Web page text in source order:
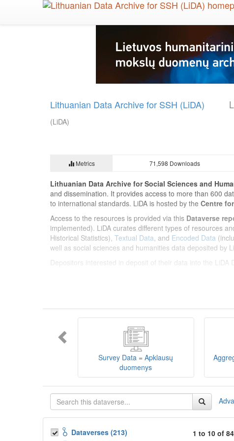
Lithuanian Data Archive for SSH (LiDA)
(LiDA)
Metrics 71,598 Downloads
Lithuanian Data Archive for Social Sciences and
and dissemination. It provides access to more than 600
to international standards. LiDA is hosted by the Centre
Access to the resources is provided via this Dataverse
implemented). LiDA curates different types of resources
Historical Statistics), Textual Data, and Encoded Data
well as social sciences and humanities data deposited by
Depositors interested in deposit of their data into the LiDA
sklaidos infrastruktūra, suteikianti prieigą prie daugiau
tarptautinius standartus. LiDA įsikūręsKauno
Prieigai prie išteklių naudojama ši
įvairių tipų išteklius ir jie publikuojami atskiruose
duomenys
Koduotieji duomenys (įskaitant Žiniasklaidos
mokslo ir studijų bei Lietuvos valstybės institucijų
talpykla, surasti ir parsisiųsti duomenis, siūlome susipažinti
Survey Data = Apklausų
duomenys
Dataverses (213)
1 to 10 of